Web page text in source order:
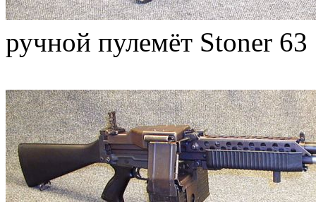
ручной пулемёт Stoner 63